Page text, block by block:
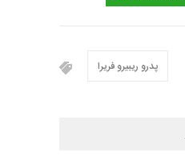
پدرو ریبیرو فریرا